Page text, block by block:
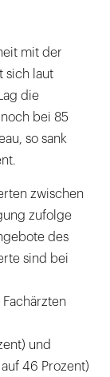
mit der
sich laut
die
bei 85
so sank
zwischen
zufolge
des
sind bei
Fachärzten
und
46 Prozent)